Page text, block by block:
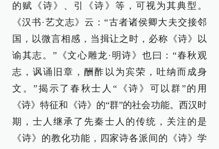
的赋《诗》、引《诗》等，可视为其典型。
《汉书·艺文志》云：“古者诸侯卿大夫交接邻
国，以微言相感，当揖让之时，必称《诗》以
谕其志。”《文心雕龙·明诗》也曰：“春秋观
志，讽诵旧章，酬酢以为宾荣，吐纳而成身
文。”揭示了春秋士人“《诗》可以群”的用
《诗》特征和《诗》的“群”的社会功能。西汉时
期，士人继承了先秦士人的传统，关注的是
《诗》的教化功能，四家诗各派间的《诗》学